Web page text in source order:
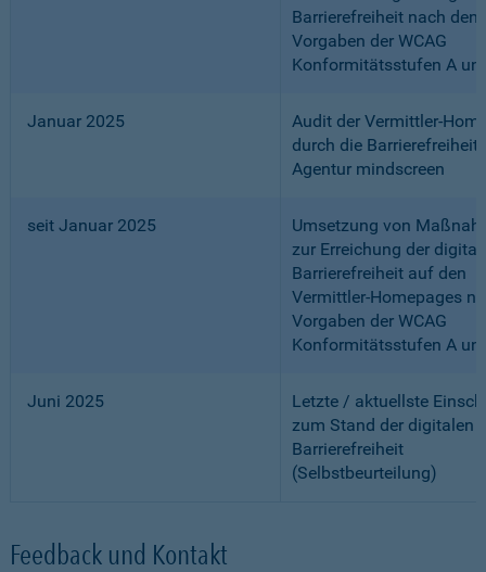
Barrierefreiheit nach den
Vorgaben der WCAG
Konformitätsstufen A
Januar 2025
Audit der Vermittler-
durch die
Agentur mindscreen
seit Januar 2025
Umsetzung von
zur Erreichung der
Barrierefreiheit auf den
Vermittler-Homepages
Vorgaben der WCAG
Konformitätsstufen A
Juni 2025
Letzte / aktuellste
zum Stand der digitalen
Barrierefreiheit
(Selbstbeurteilung)
Feedback und Kontakt